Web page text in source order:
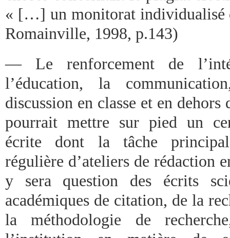
« […] un monitorat individualisé
Romainville, 1998, p.143)
— Le renforcement de
l’éducation, la
discussion en classe et en
pourrait mettre sur pied un
écrite dont la tâche
régulière d’ateliers de rédaction
y sera question des écrits
académiques de citation, de la
la méthodologie de